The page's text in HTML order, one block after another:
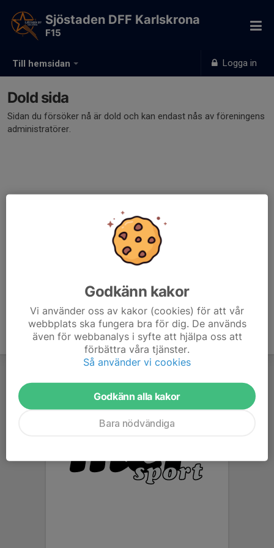
Till hemsidan Logga in
Sjöstaden DFF Karlskrona
F15
Dold sida
Sidan du försöker nå är dold och kan endast nås av föreningens
administratörer.
Godkänn kakor
Vi använder oss av kakor (cookies) för att vår
webbplats ska fungera bra för dig. De används
även för webbanalys i syfte att hjälpa oss att
förbättra våra tjänster.
Så använder vi cookies
Godkänn alla kakor
Bara nödvändiga